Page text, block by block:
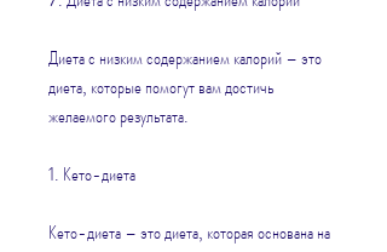
Диета с низким содержанием калорий – это
диета, которые помогут вам достичь
желаемого результата.
1. Кето-диета
Кето-диета – это диета, которая основана на